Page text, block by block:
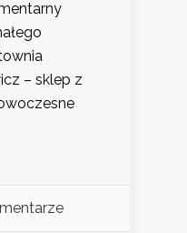
– sklep z